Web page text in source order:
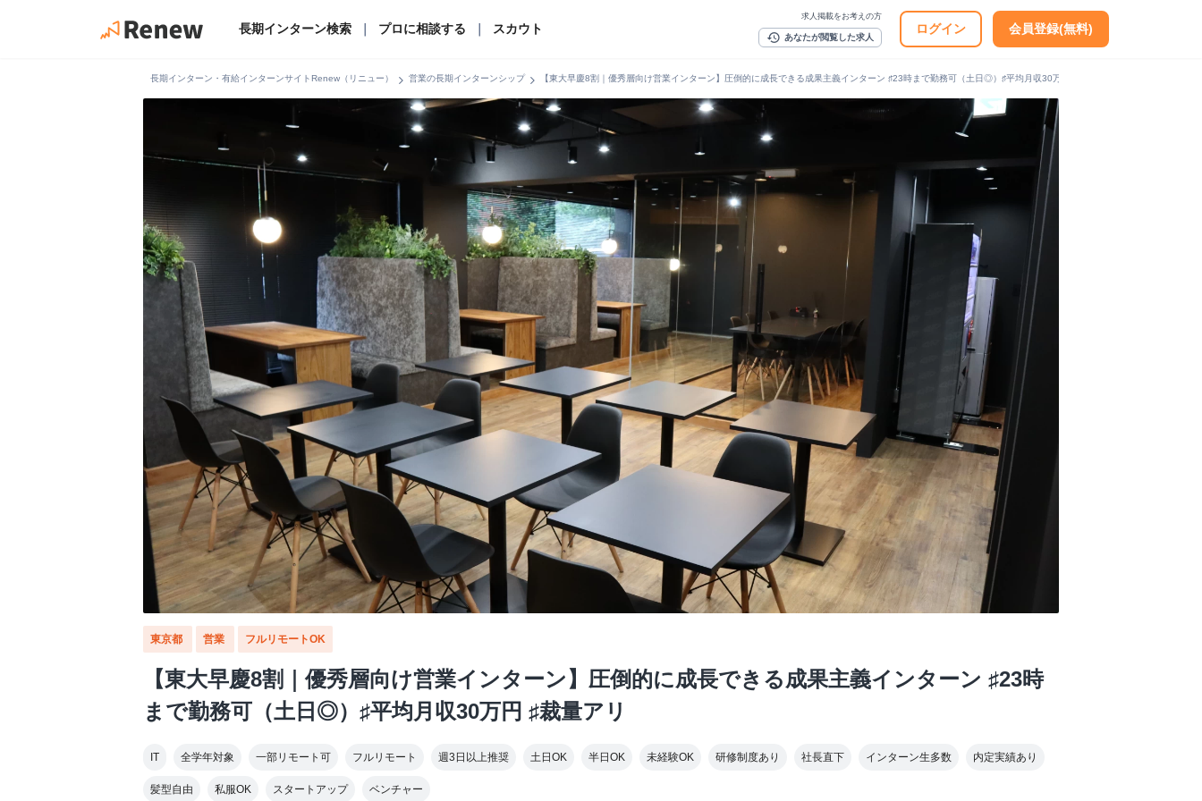
長期インターン検索 プロに相談する スカウト
求人掲載をお考えの方
history あなたが閲覧した求人
ログイン 会員登録(無料)
長期インターン・有給インターンサイトRenew（リニュー） chevron_right 営業の長期インターンシップchevron_right 【東大早慶8割｜優秀層向け営業インターン】圧倒的に成長できる成果主義インターン ♯23時まで勤務可（土日◎）♯平均月収30万円 ♯裁量アリ
東京都 営業 フルリモートOK
【東大早慶8割｜優秀層向け営業インターン】圧倒的に成長できる成果主義インターン ♯23時
まで勤務可（土日◎）♯平均月収30万円 ♯裁量アリ
IT 全学年対象 一部リモート可 フルリモート 週3日以上推奨 土日OK 半日OK 未経験OK 研修制度あり 社長直下 インターン生多数 内定実績あり
髪型自由 私服OK スタートアップ ベンチャー